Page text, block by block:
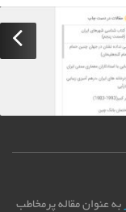
به عنوان مقاله پرمخاطب